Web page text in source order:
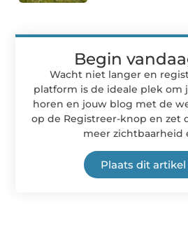
Begin
Wacht niet langer en
platform is de ideale plek om
horen en jouw blog met de
op de Registreer-knop en zet
meer zichtbaarheid
Plaats dit artikel